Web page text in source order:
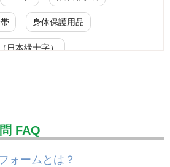
身体保護用品
日本緑十字）
工事作業用品
FAQ
ォームとは？